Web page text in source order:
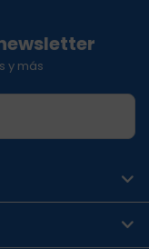
y más